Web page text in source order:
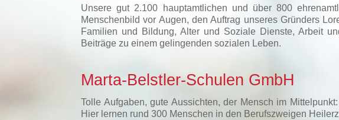
Unsere gut 2.100 hauptamtlichen und über 800
Menschenbild vor Augen, den Auftrag unseres Gründers
Familien und Bildung, Alter und Soziale Dienste, Arbeit
Beiträge zu einem gelingenden sozialen Leben.
Marta-Belstler-Schulen GmbH
Tolle Aufgaben, gute Aussichten, der Mensch im
Hier lernen rund 300 Menschen in den Berufszweigen